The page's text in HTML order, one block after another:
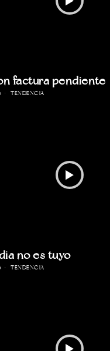
factura pendiente
TENDENCIA
no es tuyo
TENDENCIA